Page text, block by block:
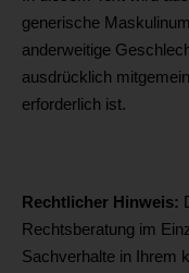
generische
anderweitige
ausdrücklich
erforderlich ist.
Rechtlicher Hinweis:
Rechtsberatung im
Sachverhalte in Ihrem